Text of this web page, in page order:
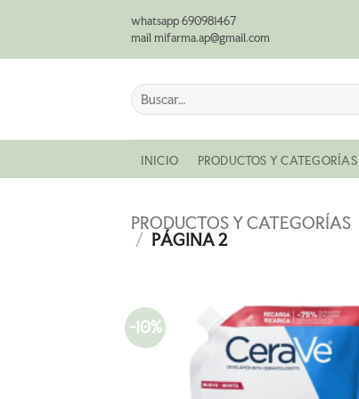
contenido
whatsapp 690981467
mail mifarma.ap@gmail.com
Buscar
por:
INICIO PRODUCTOS Y CATEGORÍAS
PRODUCTOS Y CATEGORÍAS
/ PÁGINA 2
-10%